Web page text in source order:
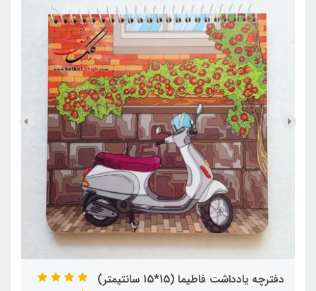
دفترچه یادداشت فاطیما (15*15 سانتیمتر)